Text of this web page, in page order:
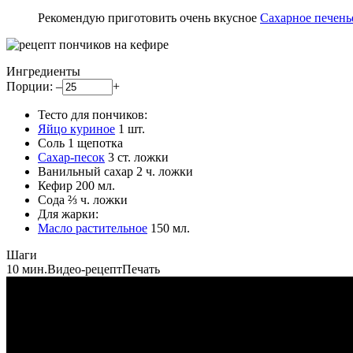
Рекомендую приготовить очень вкусное Сахарное
Ингредиенты
Порции: – +
Тесто для пончиков:
Яйцо куриное 1 шт.
Соль 1 щепотка
Сахар-песок 3 ст. ложки
Ванильный сахар 2 ч. ложки
Кефир 200 мл.
Сода ⅔ ч. ложки
Для жарки:
Масло растительное 150 мл.
Шаги
10 мин.Видео-рецептПечать